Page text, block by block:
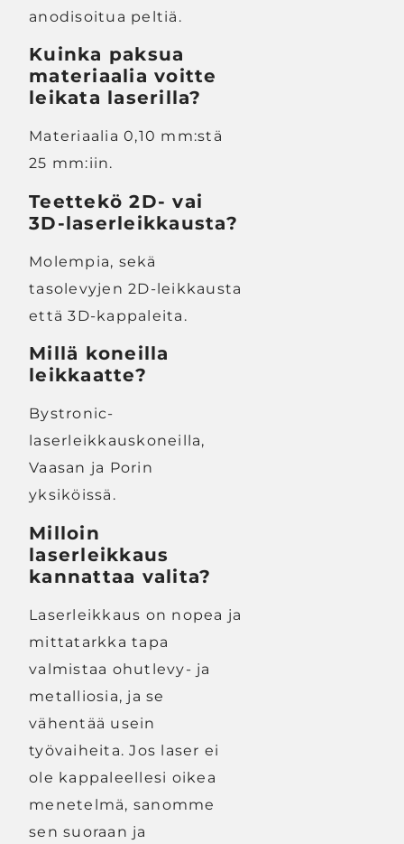
anodisoitua peltiä.
Kuinka paksua
materiaalia voitte
leikata laserilla?
Materiaalia 0,10 mm:stä
25 mm:iin.
Teettekö 2D- vai
3D-laserleikkausta?
Molempia, sekä
tasolevyjen 2D-leikkausta
että 3D-kappaleita.
Millä koneilla
leikkaatte?
Bystronic-
laserleikkauskoneilla,
Vaasan ja Porin
yksiköissä.
Milloin
laserleikkaus
kannattaa valita?
Laserleikkaus on nopea ja
mittatarkka tapa
valmistaa ohutlevy- ja
metalliosia, ja se
vähentää usein
työvaiheita. Jos laser ei
ole kappaleellesi oikea
menetelmä, sanomme
sen suoraan ja